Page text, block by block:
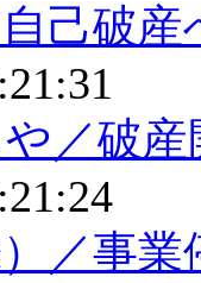
自己破産
や／破
／事業